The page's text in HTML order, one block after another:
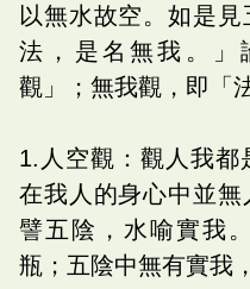
以無水故空。如是
法，是名無我。」
觀」；無我觀，即「
1.人空觀：觀人我都
在我人的身心中並
譬五陰，水喻實我
瓶；五陰中無有實我